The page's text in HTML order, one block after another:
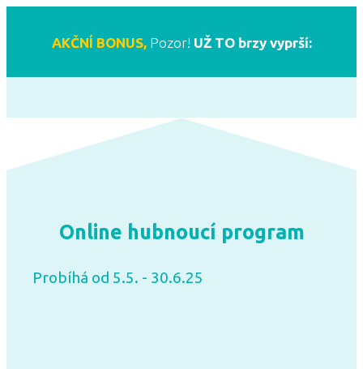
AKČNÍ BONUS,Pozor! UŽ TO brzy vyprší:
Online hubnoucí program
Probíhá od 5.5. - 30.6.25